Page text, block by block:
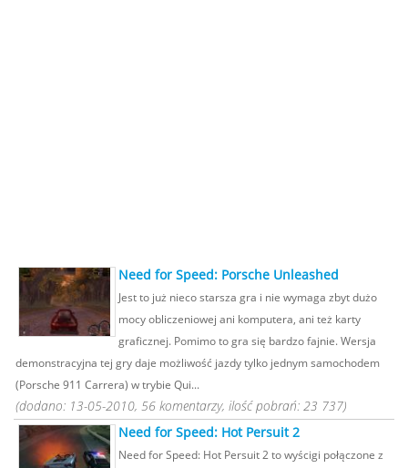
Need for Speed: Porsche Unleashed
Jest to już nieco starsza gra i nie wymaga zbyt dużo
mocy obliczeniowej ani komputera, ani też karty
graficznej. Pomimo to gra się bardzo fajnie. Wersja
demonstracyjna tej gry daje możliwość jazdy tylko jednym samochodem
(Porsche 911 Carrera) w trybie Qui...
(dodano: 13-05-2010, 56 komentarzy, ilość pobrań: 23 737)
Need for Speed: Hot Persuit 2
Need for Speed: Hot Persuit 2 to wyścigi połączone z